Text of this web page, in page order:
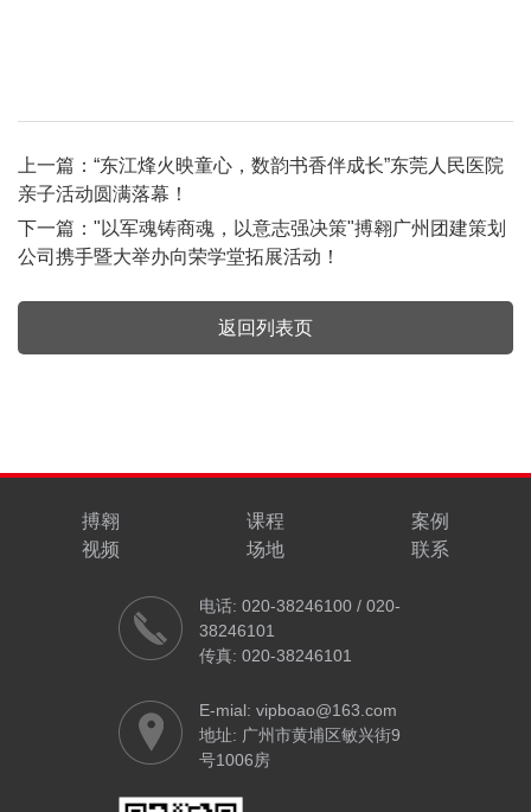
上一篇： “东江烽火映童心，数韵书香伴成长”东莞人民医院
亲子活动圆满落幕！
下一篇： "以军魂铸商魂，以意志强决策"搏翱广州团建策划
公司携手暨大举办向荣学堂拓展活动！
返回列表页
搏翱 课程
案例
视频
场地 联系
电话: 020-38246100 / 020-
38246101
传真: 020-38246101
E-mial: vipboao@163.com
地址: 广州市黄埔区敏兴街9
号1006房